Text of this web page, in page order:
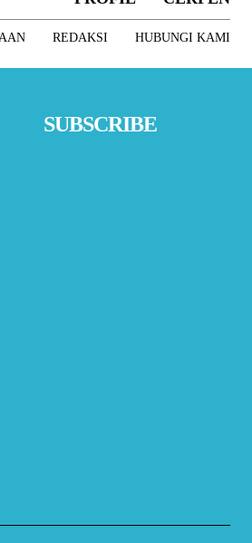
REDAKSI HUBUNGI KAMI
SUBSCRIBE